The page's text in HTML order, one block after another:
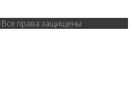
права защищены.